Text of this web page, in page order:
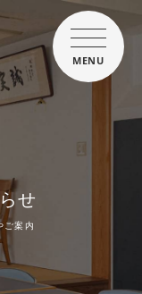
MENU
せ
ご案内